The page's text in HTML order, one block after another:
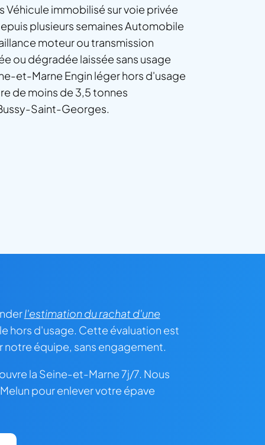
Véhicule immobilisé sur voie privée
plusieurs semaines Automobile
moteur ou transmission
ou dégradée laissée sans usage
et-Marne Engin léger hors d'usage
de moins de 3,5 tonnes
Saint-Georges.
l'estimation du rachat d'une
hors d'usage. Cette évaluation est
notre équipe, sans engagement.
la Seine-et-Marne 7j/7. Nous
pour enlever votre épave